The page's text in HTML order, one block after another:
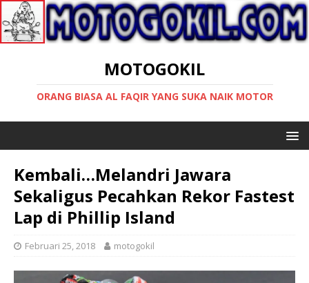
MOTOGOKIL
ORANG BIASA AL FAQIR YANG SUKA NAIK MOTOR
Kembali…Melandri Jawara
Sekaligus Pecahkan Rekor Fastest
Lap di Phillip Island
Februari 25, 2018 motogokil